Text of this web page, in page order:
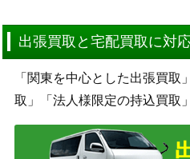
出張買取と宅配買取に対
「関東を中心とした出張買取
取」「法人様限定の持込買取